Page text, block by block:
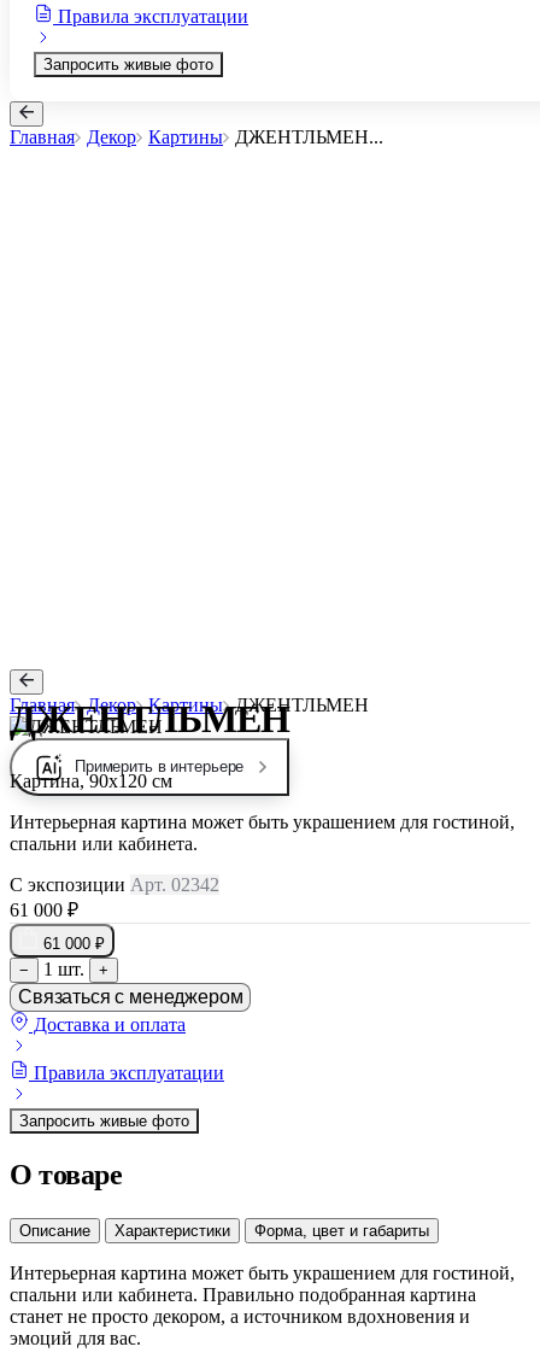
Правила эксплуатации
Запросить живые фото
Главная Декор Картины ДЖЕНТЛЬМЕН...
Главная Декор Картины ДЖЕНТЛЬМЕН
Примерить в интерьере
ДЖЕНТЛЬМЕН
Картина, 90х120 см
Интерьерная картина может быть украшением для гостиной,
спальни или кабинета.
С экспозиции Арт. 02342
61 000 ₽
61 000 ₽
−
1 шт. +
Связаться с менеджером
Доставка и оплата
Правила эксплуатации
Запросить живые фото
О товаре
Описание Характеристики Форма, цвет и габариты
Интерьерная картина может быть украшением для гостиной,
спальни или кабинета. Правильно подобранная картина
станет не просто декором, а источником вдохновения и
эмоций для вас.